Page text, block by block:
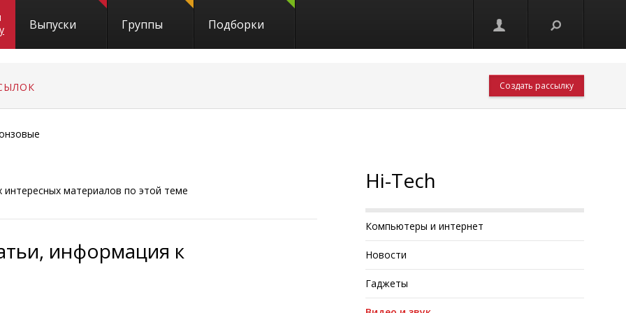
Выпуски Группы Подборки
Создать рассылку
интересных материалов по этой теме
информация к
Hi-Tech
Компьютеры и интернет
Новости
Гаджеты